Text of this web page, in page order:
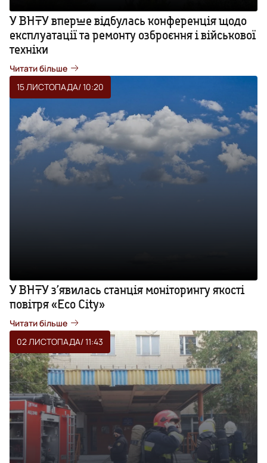
У ВНТУ вперше відбулась конференція щодо
експлуатації та ремонту озброєння і військової
техніки
Читати більше
15 ЛИСТОПАДА/ 10:20
У ВНТУ з’явилась станція моніторингу якості
повітря «Eco City»
Читати більше
02 ЛИСТОПАДА/ 11:43